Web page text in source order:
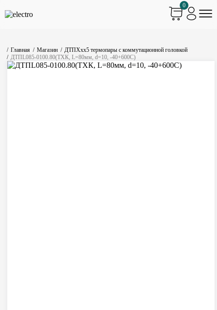
0
Главная Магазин
ДТПХхх5 термопары с коммутационной головкой
ДТПL085-0100.80(ТХК, L=80мм, d=10, -40+600С)